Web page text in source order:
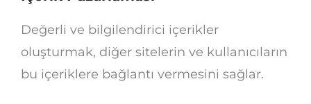
Değerli ve bilgilendirici içerikler
oluşturmak, diğer sitelerin ve kullanıcıların
bu içeriklere bağlantı vermesini sağlar.